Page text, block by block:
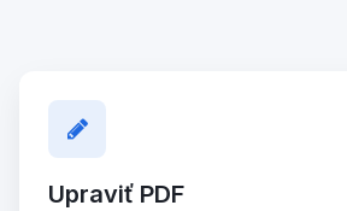
Upraviť PDF